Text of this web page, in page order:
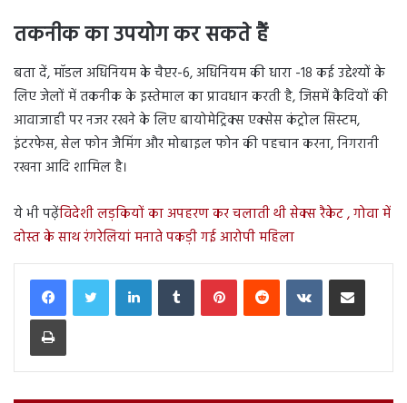
तकनीक का उपयोग कर सकते हैं
बता दें, मॉडल अधिनियम के चैप्टर-6, अधिनियम की धारा -18 कई उद्देश्यों के
लिए जेलों में तकनीक के इस्तेमाल का प्रावधान करती है, जिसमें कैदियों की
आवाजाही पर नजर रखने के लिए बायोमेट्रिक्स एक्सेस कंट्रोल सिस्टम,
इंटरफेस, सेल फोन जैमिंग और मोबाइल फोन की पहचान करना, निगरानी
रखना आदि शामिल है।
ये भी पढ़ेंविदेशी लड़कियों का अपहरण कर चलाती थी सेक्स रैकेट , गोवा में
दोस्त के साथ रंगरेलियां मनाते पकड़ी गई आरोपी महिला
LinkedInTumblr PinterestReddit VKontakteShare via Email
Print